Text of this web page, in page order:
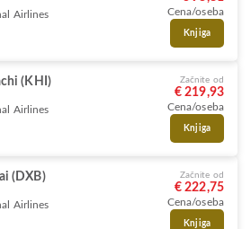
Airlines
Cena/oseba
Knjiga
(KHI)
Airlines
Začnite od
€ 219,93
Cena/oseba
Knjiga
(DXB)
Airlines
Začnite od
€ 222,75
Cena/oseba
Knjiga